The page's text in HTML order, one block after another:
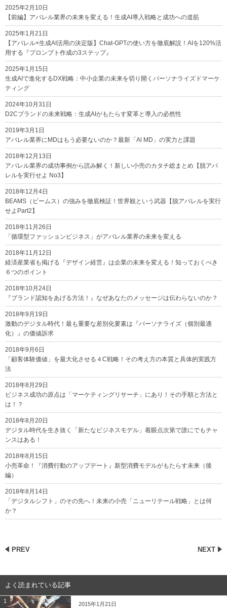
2025年2月10日
【前編】アパレル業界の未来を変える！生成AI導入戦略と成功への道筋
2025年1月21日
【アパレル×生成AI活用の決定版】Chat-GPTの使い方を徹底解説！AIを120%活
用する『プロンプト作成の3ステップ』
2025年1月15日
生成AIで進化するDX戦略：中小企業の未来を切り開くパーソナライズドマーケ
ティング
2024年10月31日
D2Cブランドの未来戦略：生成AIがもたらす変革と導入の必然性
2019年3月1日
アパレル業界にMDはもう必要ないのか？最新「Al MD」の実力と課題
2018年12月13日
アパレル業界の成功事例から読み解く！新しい小売のカタチ総まとめ【脱アパ
レルを実行せよ No3】
2018年12月4日
BEAMS（ビームス）の強みを徹底検証！世界観という武器【脱アパレルを実行
せよPart2】
2018年11月26日
「循環型ファッションビジネス」がアパレル業界の未来を変える
2018年11月12日
経済産業省も掲げる『デザイン経営』は企業の未来を変える！知っておくべき
６つのポイント
2018年10月24日
『ブランド認知をあげる方法！』なぜあなたのメッセージは伝わらないのか？
2018年9月19日
激動のデジタル時代！最も重要な差別化要素は『パーソナライズ（個別最適
化）』の価値訴求
2018年9月6日
「顧客体験価値」を最大化させる４C戦略！その考え方の本質と具体的実践方
法
2018年8月29日
ビジネス成功の原点は「マーケティングリサーチ」にあり！その手順と方法と
は！？
2018年8月20日
デジタル時代を生き抜く「新たなビジネスモデル」着眼点次第で誰にでもチャ
ンスはある！
2018年8月15日
小売革命！『消費行動のアップデート』新型消費モデルがもたらす未来（後
編）
2018年8月14日
「デジタルシフト」のその先へ！未来の小売「ニューリテール戦略」とは何
か？
PREV NEXT
よく読まれている記事
1 2015年1月21日